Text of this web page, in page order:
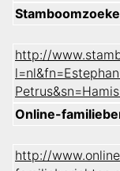
http://
Online-
http://